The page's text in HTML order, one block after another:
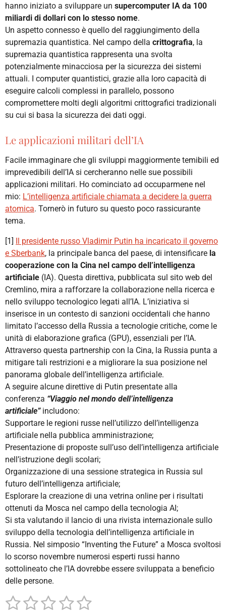
hanno iniziato a sviluppare un supercomputer IA da 100
miliardi di dollari con lo stesso nome.
Un aspetto connesso è quello del raggiungimento della
supremazia quantistica. Nel campo della crittografia, la
supremazia quantistica rappresenta una svolta
potenzialmente minacciosa per la sicurezza dei sistemi
attuali. I computer quantistici, grazie alla loro capacità di
eseguire calcoli complessi in parallelo, possono
compromettere molti degli algoritmi crittografici tradizionali
su cui si basa la sicurezza dei dati oggi.
Le applicazioni militari dell’IA
Facile immaginare che gli sviluppi maggiormente temibili ed
imprevedibili dell’IA si cercheranno nelle sue possibili
applicazioni militari. Ho cominciato ad occuparmene nel
mio: L’intelligenza artificiale chiamata a decidere la guerra
atomica. Tornerò in futuro su questo poco rassicurante
tema.
[1] Il presidente russo Vladimir Putin ha incaricato il governo
e Sberbank, la principale banca del paese, di intensificare la
cooperazione con la Cina nel campo dell’intelligenza
artificiale (IA). Questa direttiva, pubblicata sul sito web del
Cremlino, mira a rafforzare la collaborazione nella ricerca e
nello sviluppo tecnologico legati all’IA. L’iniziativa si
inserisce in un contesto di sanzioni occidentali che hanno
limitato l’accesso della Russia a tecnologie critiche, come le
unità di elaborazione grafica (GPU), essenziali per l’IA.
Attraverso questa partnership con la Cina, la Russia punta a
mitigare tali restrizioni e a migliorare la sua posizione nel
panorama globale dell’intelligenza artificiale.
A seguire alcune direttive di Putin presentate alla
conferenza “Viaggio nel mondo dell’intelligenza
artificiale” includono:
Supportare le regioni russe nell’utilizzo dell’intelligenza
artificiale nella pubblica amministrazione;
Presentazione di proposte sull’uso dell’intelligenza artificiale
nell’istruzione degli scolari;
Organizzazione di una sessione strategica in Russia sul
futuro dell’intelligenza artificiale;
Esplorare la creazione di una vetrina online per i risultati
ottenuti da Mosca nel campo della tecnologia AI;
Si sta valutando il lancio di una rivista internazionale sullo
sviluppo della tecnologia dell’intelligenza artificiale in
Russia. Nel simposio “Inventing the Future” a Mosca svoltosi
lo scorso novembre numerosi esperti russi hanno
sottolineato che l’IA dovrebbe essere sviluppata a beneficio
delle persone.
V
a
1 2 3 4 5
I